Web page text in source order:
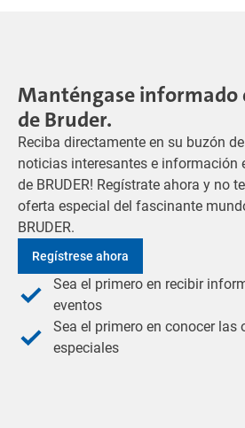
Manténgase informado
de Bruder.
Reciba directamente en su buzón
noticias interesantes e información
de BRUDER! Regístrate ahora y no
oferta especial del fascinante
BRUDER.
Regístrese ahora
Sea el primero en recibir
eventos
Sea el primero en conocer las
especiales